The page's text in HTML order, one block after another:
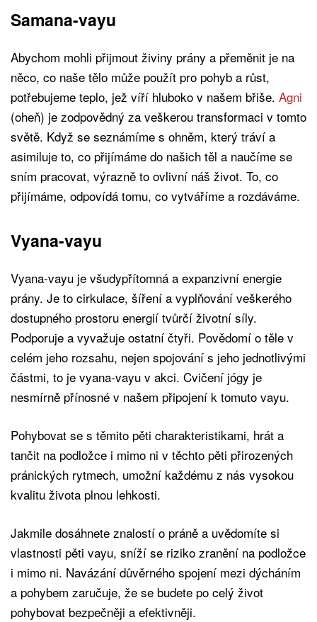
Samana-vayu
Abychom mohli přijmout živiny prány a přeměnit je na
něco, co naše tělo může použít pro pohyb a růst,
potřebujeme teplo, jež víří hluboko v našem břiše. Agni
(oheň) je zodpovědný za veškerou transformaci v tomto
světě. Když se seznámíme s ohněm, který tráví a
asimiluje to, co přijímáme do našich těl a naučíme se
sním pracovat, výrazně to ovlivní náš život. To, co
přijímáme, odpovídá tomu, co vytváříme a rozdáváme.
Vyana-vayu
Vyana-vayu je všudypřítomná a expanzivní energie
prány. Je to cirkulace, šíření a vyplňování veškerého
dostupného prostoru energií tvůrčí životní síly.
Podporuje a vyvažuje ostatní čtyři. Povědomí o těle v
celém jeho rozsahu, nejen spojování s jeho jednotlivými
částmi, to je vyana-vayu v akci. Cvičení jógy je
nesmírně přínosné v našem připojení k tomuto vayu.
Pohybovat se s těmito pěti charakteristikami, hrát a
tančit na podložce i mimo ni v těchto pěti přirozených
pránických rytmech, umožní každému z nás vysokou
kvalitu života plnou lehkosti.
Jakmile dosáhnete znalostí o práně a uvědomíte si
vlastnosti pěti vayu, sníží se riziko zranění na podložce
i mimo ni. Navázání důvěrného spojení mezi dýcháním
a pohybem zaručuje, že se budete po celý život
pohybovat bezpečněji a efektivněji.